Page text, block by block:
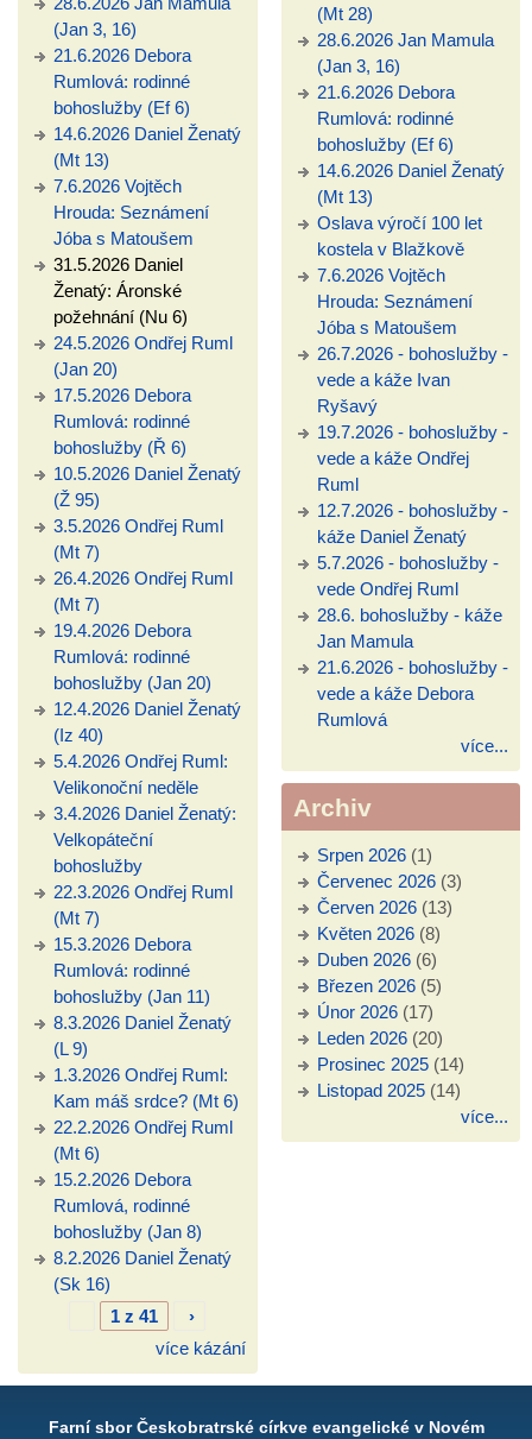
(Jan 3, 16)
21.6.2026 Debora
Rumlová: rodinné
bohoslužby (Ef 6)
14.6.2026 Daniel Ženatý
(Mt 13)
7.6.2026 Vojtěch
Hrouda: Seznámení
Jóba s Matoušem
31.5.2026 Daniel
Ženatý: Áronské
požehnání (Nu 6)
24.5.2026 Ondřej Ruml
(Jan 20)
17.5.2026 Debora
Rumlová: rodinné
bohoslužby (Ř 6)
10.5.2026 Daniel Ženatý
(Ž 95)
3.5.2026 Ondřej Ruml
(Mt 7)
26.4.2026 Ondřej Ruml
(Mt 7)
19.4.2026 Debora
Rumlová: rodinné
bohoslužby (Jan 20)
12.4.2026 Daniel Ženatý
(Iz 40)
5.4.2026 Ondřej Ruml:
Velikonoční neděle
3.4.2026 Daniel Ženatý:
Velkopáteční
bohoslužby
22.3.2026 Ondřej Ruml
(Mt 7)
15.3.2026 Debora
Rumlová: rodinné
bohoslužby (Jan 11)
8.3.2026 Daniel Ženatý
(L 9)
1.3.2026 Ondřej Ruml:
Kam máš srdce? (Mt 6)
22.2.2026 Ondřej Ruml
(Mt 6)
15.2.2026 Debora
Rumlová, rodinné
bohoslužby (Jan 8)
8.2.2026 Daniel Ženatý
(Sk 16)
1 z 41
›
více kázání
(Mt 28)
28.6.2026 Jan Mamula
(Jan 3, 16)
21.6.2026 Debora
Rumlová: rodinné
bohoslužby (Ef 6)
14.6.2026 Daniel Ženatý
(Mt 13)
Oslava výročí 100 let
kostela v Blažkově
7.6.2026 Vojtěch
Hrouda: Seznámení
Jóba s Matoušem
26.7.2026 - bohoslužby -
vede a káže Ivan
Ryšavý
19.7.2026 - bohoslužby -
vede a káže Ondřej
Ruml
12.7.2026 - bohoslužby -
káže Daniel Ženatý
5.7.2026 - bohoslužby -
vede Ondřej Ruml
28.6. bohoslužby - káže
Jan Mamula
21.6.2026 - bohoslužby -
vede a káže Debora
Rumlová
více...
Archiv
Srpen 2026(1)
Červenec 2026(3)
Červen 2026(13)
Květen 2026(8)
Duben 2026(6)
Březen 2026(5)
Únor 2026(17)
Leden 2026(20)
Prosinec 2025(14)
Listopad 2025(14)
více...
Farní sbor Českobratrské církve evangelické v Novém